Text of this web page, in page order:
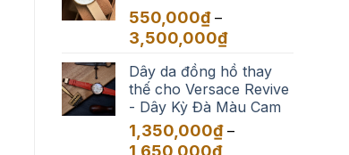
3,500,000₫
550,000₫ –
3,500,000₫Khoảng
từ
550,000₫
đến
3,500,000₫
Dây da đồng hồ thay
thế cho Versace Revive
- Dây Kỳ Đà Màu Cam
1,350,000₫ –
1,650,000₫Khoảng